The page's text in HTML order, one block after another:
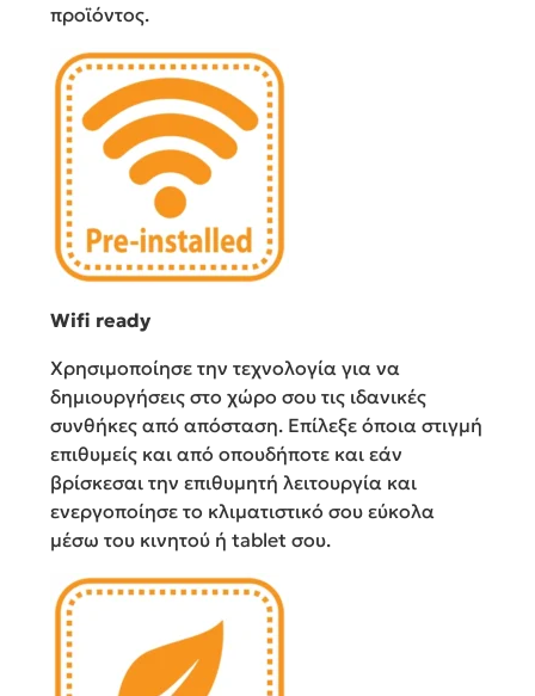
προϊόντος.​
Wifi ready
Χρησιμοποίησε την τεχνολογία για να
δημιουργήσεις στο χώρο σου τις ιδανικές
συνθήκες από ​απόσταση. ​Επίλεξε όποια στιγμή
επιθυμείς και από οπουδήποτε και εάν
βρίσκεσαι την επιθυμητή λειτουργία ​και
ενεργοποίησε το κλιματιστικό σου εύκολα
μέσω του κινητού ή tablet σου.